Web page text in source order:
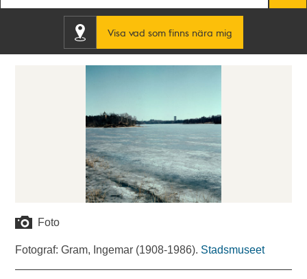
Visa vad som finns nära mig
Foto
Fotograf: Gram, Ingemar (1908-1986). Stadsmuseet